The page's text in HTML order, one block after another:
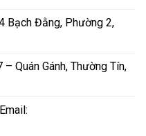
Bạch Đằng, Phường 2,
Quán Gánh, Thường Tín,